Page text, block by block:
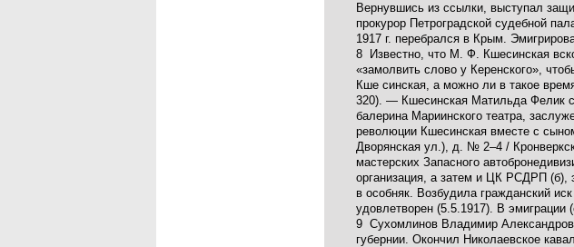
Вернувшись из ссылки, выступал
прокурор Петроградской судебной
1917 г. перебрался в Крым.
8 Известно, что М. Ф. Кшесинская
«замолвить слово у Керенского»,
Кше синская, а можно ли в такое
320). — Кшесинская Матильда Фелик
балерина Мариинского театра,
революции Кшесинская вместе с
Дворянская ул.), д. № 2–4 /
мастерских Запасного
организация, а затем и ЦК РСДРП (б),
в особняк. Возбудила гражданский
удовлетворен (5.5.1917). В
9 Сухомлинов Владимир
губернии. Окончил Николаевское